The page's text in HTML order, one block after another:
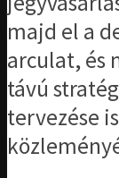
majd el a
arculat, és
távú
tervezése